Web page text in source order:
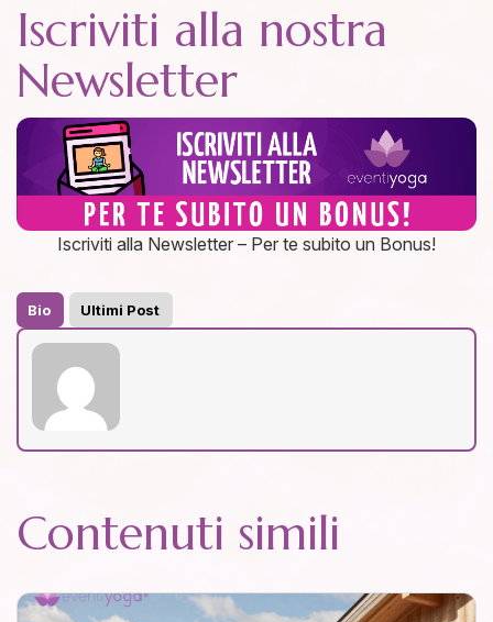
Iscriviti alla nostra
Newsletter
Iscriviti alla Newsletter – Per te subito un Bonus!
Bio Ultimi Post
Contenuti simili